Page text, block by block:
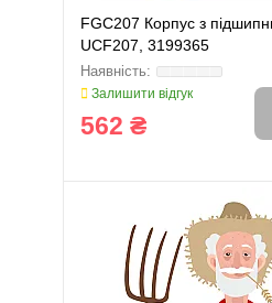
FGC207 Корпус з
UCF207, 3199365
Залишити відгук
562 ₴